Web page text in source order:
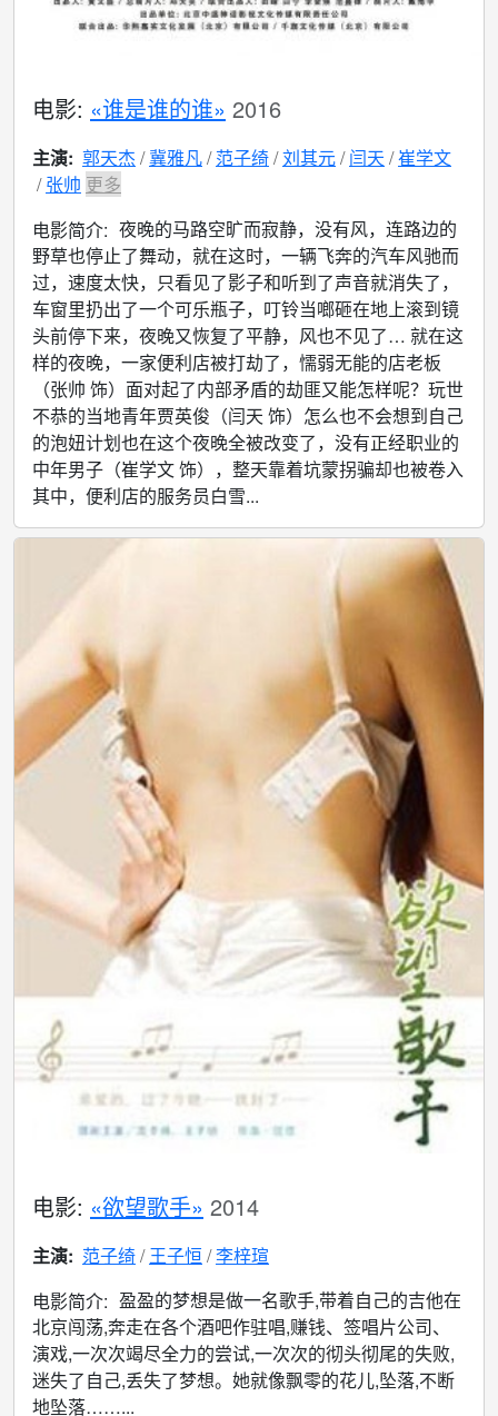
电影: «谁是谁的谁» 2016
主演: 郭天杰 冀雅凡 范子绮 刘其元 闫天 崔学文
张帅 更多
电影简介: 夜晚的马路空旷而寂静，没有风，连路边的
野草也停止了舞动，就在这时，一辆飞奔的汽车风驰而
过，速度太快，只看见了影子和听到了声音就消失了，
车窗里扔出了一个可乐瓶子，叮铃当啷砸在地上滚到镜
头前停下来，夜晚又恢复了平静，风也不见了… 就在这
样的夜晚，一家便利店被打劫了，懦弱无能的店老板
（张帅 饰）面对起了内部矛盾的劫匪又能怎样呢？玩世
不恭的当地青年贾英俊（闫天 饰）怎么也不会想到自己
的泡妞计划也在这个夜晚全被改变了，没有正经职业的
中年男子（崔学文 饰），整天靠着坑蒙拐骗却也被卷入
其中，便利店的服务员白雪...
电影: «欲望歌手» 2014
主演: 范子绮 王子恒 李梓瑄
电影简介: 盈盈的梦想是做一名歌手,带着自己的吉他在
北京闯荡,奔走在各个酒吧作驻唱,赚钱、签唱片公司、
演戏,一次次竭尽全力的尝试,一次次的彻头彻尾的失败,
迷失了自己,丢失了梦想。她就像飘零的花儿,坠落,不断
地坠落……...